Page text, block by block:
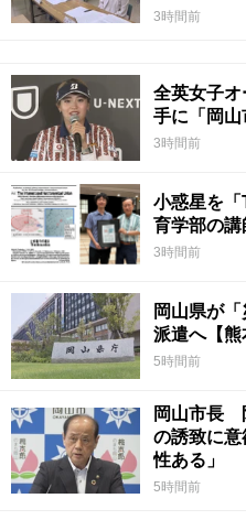
見 岡山
3時間前
全英女子オ
手に「岡山
3時間前
小惑星を
育学部の
3時間前
岡山県が
派遣へ【熊
5時間前
岡山市長
の誘致に
性ある」
5時間前